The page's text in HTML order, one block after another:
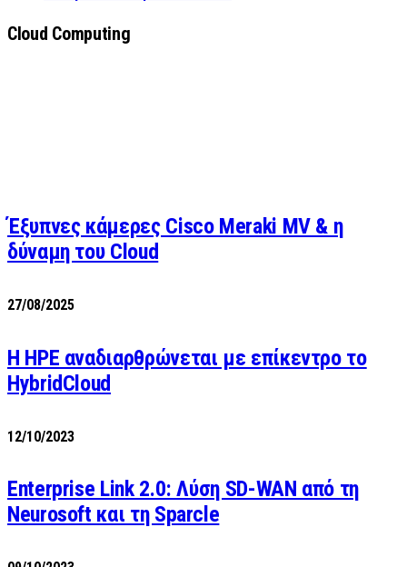
Cloud Computing
Έξυπνες κάμερες Cisco Meraki MV & η
δύναμη του Cloud
27/08/2025
H HPE αναδιαρθρώνεται με επίκεντρο το
HybridCloud
12/10/2023
Enterprise Link 2.0: Λύση SD-WAN από τη
Neurosoft και τη Sparcle